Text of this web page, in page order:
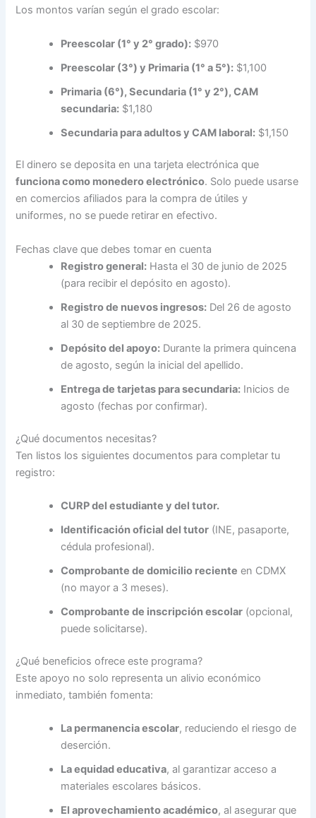
Los montos varían según el grado escolar:
Preescolar (1° y 2° grado): $970
Preescolar (3°) y Primaria (1° a 5°): $1,100
Primaria (6°), Secundaria (1° y 2°), CAM
secundaria: $1,180
Secundaria para adultos y CAM laboral: $1,150
El dinero se deposita en una tarjeta electrónica que
funciona como monedero electrónico. Solo puede usarse
en comercios afiliados para la compra de útiles y
uniformes, no se puede retirar en efectivo.
Fechas clave que debes tomar en cuenta
Registro general: Hasta el 30 de junio de 2025
(para recibir el depósito en agosto).
Registro de nuevos ingresos: Del 26 de agosto
al 30 de septiembre de 2025.
Depósito del apoyo: Durante la primera quincena
de agosto, según la inicial del apellido.
Entrega de tarjetas para secundaria: Inicios de
agosto (fechas por confirmar).
¿Qué documentos necesitas?
Ten listos los siguientes documentos para completar tu
registro:
CURP del estudiante y del tutor.
Identificación oficial del tutor (INE, pasaporte,
cédula profesional).
Comprobante de domicilio reciente en CDMX
(no mayor a 3 meses).
Comprobante de inscripción escolar (opcional,
puede solicitarse).
¿Qué beneficios ofrece este programa?
Este apoyo no solo representa un alivio económico
inmediato, también fomenta:
La permanencia escolar, reduciendo el riesgo de
deserción.
La equidad educativa, al garantizar acceso a
materiales escolares básicos.
El aprovechamiento académico, al asegurar que